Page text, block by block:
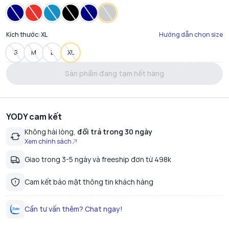
Kích thước:XL Hướng dẫn chọn size
S M L XL
Sản phẩm đang tạm hết hàng
YODY cam kết
Không hài lòng, đổi trả trong 30 ngày
Xem chính sách
Giao trong 3-5 ngày và freeship đơn từ 498k
Cam kết bảo mật thông tin khách hàng
Cần tư vấn thêm? Chat ngay!